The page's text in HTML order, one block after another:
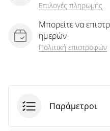
Επιλογές πληρωμής
Μπορείτε να
ημερών
Πολιτική επιστροφών
Παράμετροι